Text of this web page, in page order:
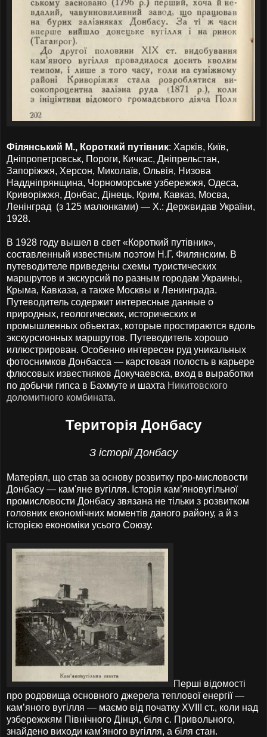
Філянський М., Короткий путівник: Харків, Київ,
Дніпропетровськ, Пороги, Кичкас, Дніпрельстан,
Запоріжжя, Херсон, Миколаїв, Ольвія, Низова
Наддніпрянщина, Чорноморське узбережжя, Одеса,
Криворіжжя, Донбас, Дінець, Крим, Кавказ, Мосва,
Ленінград (з 125 малюнками) — X.: Держвидав України,
1928.
В 1928 году вышел в свет «Короткий путівник»,
составленный известным поэтом Н.Г. Филянским. В
путеводителе приведены схемы туристических
маршрутов и экскурсий по разным городам Украины,
Крыма, Кавказа, а также Москвы и Ленинграда.
Путеводитель содержит интересные данные о
природных, геологических, исторических и
промышленных объектах, которые простираются вдоль
экскурсионных маршрутов. Путеводитель хорошо
иллюстрирован. Особенно интересен руд уникальных
фотоснимков Донбасса — карстовая полость в карьере
флюсовых известняков Докучаевска, вход в выработки
по добычи гипса в Бахмуте и шахта Никитовского
доломитного комбината.
Територія Донбасу
З історії Донбасу
Матеріял, що став за основу розвитку про-мисловости
Донбасу — кам'яне вугілля. Історія кам’яновугільної
промисловости Донбасу звязана не тільки з розвитком
головних економічних моментів даного району, а й з
історією економіки усього Союзу.
Перші відомості
про родовища основного джерела теплової енергії —
кам’яного вугілля — маємо від початку XVIII ст., коли над
узбережжям Північного Дінця, біля с. Привольного,
знайдено виходи кам'яного вугілля, а біля стан.